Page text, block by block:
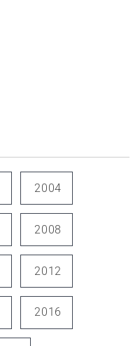
2004
2008
2012
2016